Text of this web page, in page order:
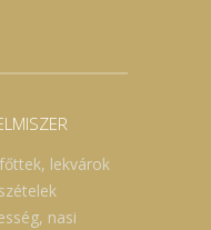
lekvárok
nasi